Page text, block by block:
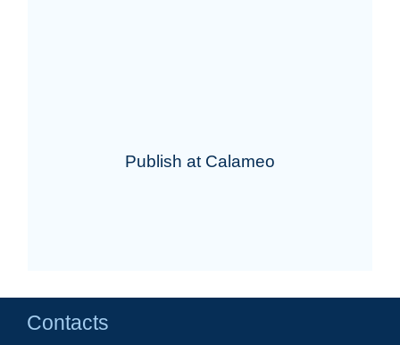
Publish at Calameo
Contacts